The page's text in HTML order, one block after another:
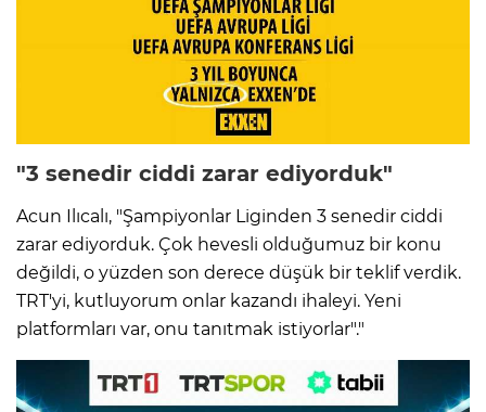
"3 senedir ciddi zarar ediyorduk"
Acun Ilıcalı, "Şampiyonlar Liginden 3 senedir ciddi
zarar ediyorduk. Çok hevesli olduğumuz bir konu
değildi, o yüzden son derece düşük bir teklif verdik.
TRT'yi, kutluyorum onlar kazandı ihaleyi. Yeni
platformları var, onu tanıtmak istiyorlar"."